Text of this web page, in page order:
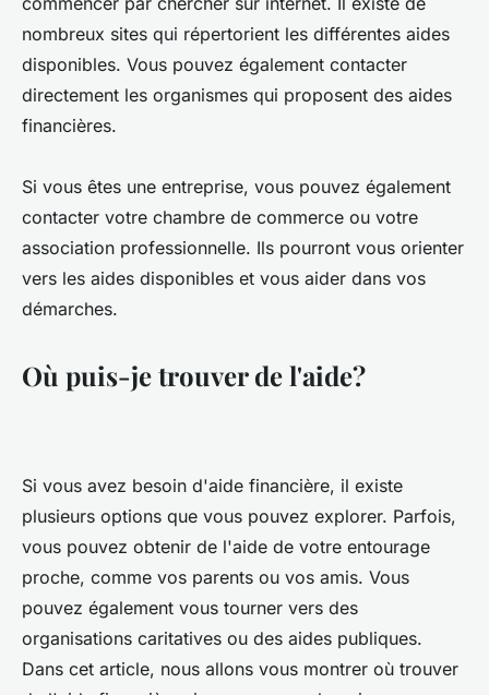
nombreux sites qui répertorient les différentes aides
disponibles. Vous pouvez également contacter
directement les organismes qui proposent des aides
financières.
Si vous êtes une entreprise, vous pouvez également
contacter votre chambre de commerce ou votre
association professionnelle. Ils pourront vous orienter
vers les aides disponibles et vous aider dans vos
démarches.
Où puis-je trouver de l'aide?
Si vous avez besoin d'aide financière, il existe
plusieurs options que vous pouvez explorer. Parfois,
vous pouvez obtenir de l'aide de votre entourage
proche, comme vos parents ou vos amis. Vous
pouvez également vous tourner vers des
organisations caritatives ou des aides publiques.
Dans cet article, nous allons vous montrer où trouver